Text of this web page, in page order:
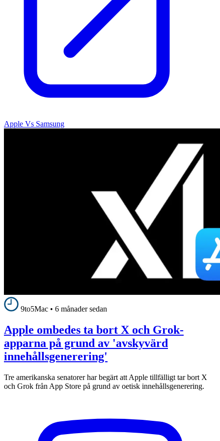
Apple Vs Samsung
9to5Mac • 6 månader sedan
Apple ombedes ta bort X och Grok-
apparna på grund av 'avskyvärd
innehållsgenerering'
Tre amerikanska senatorer har begärt att Apple tillfälligt tar bort X
och Grok från App Store på grund av oetisk innehållsgenerering.